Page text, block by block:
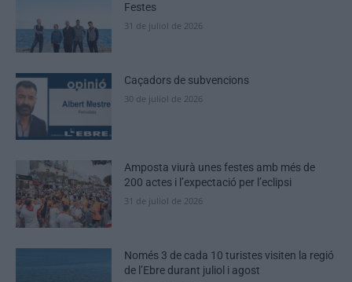
Festes
31 de juliol de 2026
Caçadors de subvencions
30 de juliol de 2026
Amposta viurà unes festes amb més de
200 actes i l’expectació per l’eclipsi
31 de juliol de 2026
Només 3 de cada 10 turistes visiten la regió
de l’Ebre durant juliol i agost